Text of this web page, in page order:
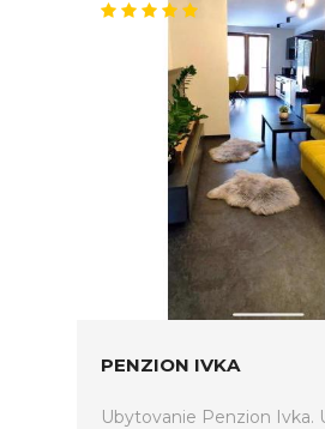
PENZION IVKA
Ubytovanie Penzion Ivka.